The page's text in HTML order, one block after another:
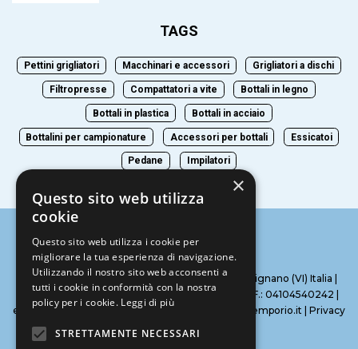
TAGS
Pettini grigliatori Macchinari e accessori Grigliatori a dischi
Filtropresse Compattatori a vite Bottali in legno
Bottali in plastica Bottali in acciaio
Bottalini per campionature Accessori per bottali Essicatoi
Pedane Impilatori
Bolcato Emporio srl | Via F.Baracca, 5 – 36071 Arzignano (VI) Italia |
Cell: +39 3755456084 | Tel: 0444 206931 P.I. – C.F.: 04104540242 |
email: bolcato@bolcatoemporio.it – info@bolcatoemporio.it | Privacy
Web Agency
×
Questo sito web utilizza
cookie
Questo sito web utilizza i cookie per
migliorare la tua esperienza di navigazione.
Utilizzando il nostro sito web acconsenti a
tutti i cookie in conformità con la nostra
policy per i cookie. Leggi di più
STRETTAMENTE NECESSARI